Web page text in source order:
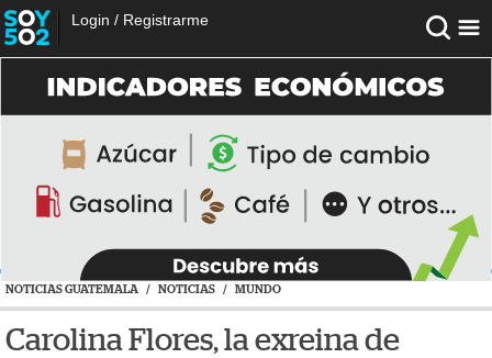
Login / Registrarme
NOTICIAS GUATEMALA / NOTICIAS / MUNDO
Carolina Flores, la exreina de